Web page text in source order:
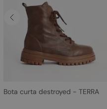
Bota curta destroyed - TERRA